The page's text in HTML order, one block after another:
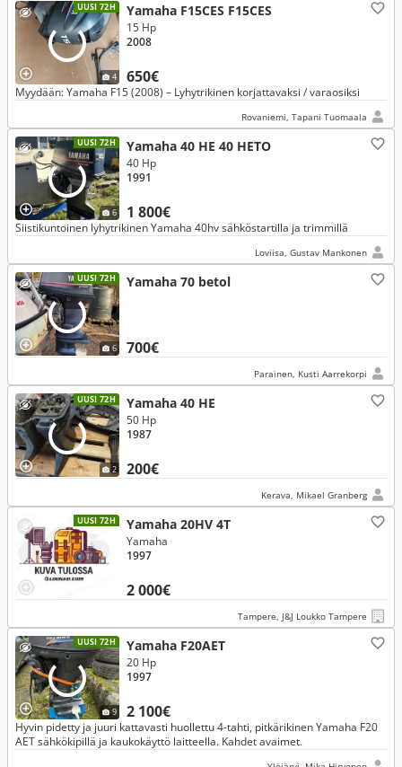
UUSI 72H
4
Yamaha F15CES F15CES
650€
15 Hp
2008
Myydään: Yamaha F15 (2008) – Lyhytrikinen korjattavaksi / varaosiksi
Rovaniemi, Tapani Tuomaala
UUSI 72H
6
Yamaha 40 HE 40 HETO
1 800€
40 Hp
1991
Siistikuntoinen lyhytrikinen Yamaha 40hv sähköstartilla ja trimmillä
Loviisa, Gustav Mankonen
UUSI 72H
6
Yamaha 70 betol
700€
Parainen, Kusti Aarrekorpi
UUSI 72H
2
Yamaha 40 HE
200€
50 Hp
1987
Kerava, Mikael Granberg
UUSI 72H Yamaha 20HV 4T
2 000€
Yamaha
1997
Tampere, J&J Loukko Tampere
UUSI 72H
9
Yamaha F20AET
2 100€
20 Hp
1997
Hyvin pidetty ja juuri kattavasti huollettu 4-tahti, pitkärikinen Yamaha F20
AET sähkökipillä ja kaukokäyttö laitteella. Kahdet avaimet.